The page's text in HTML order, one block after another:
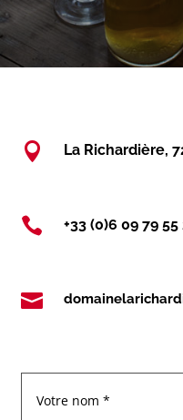
 La Richardière,
 +33 (0)6 09 79 55
